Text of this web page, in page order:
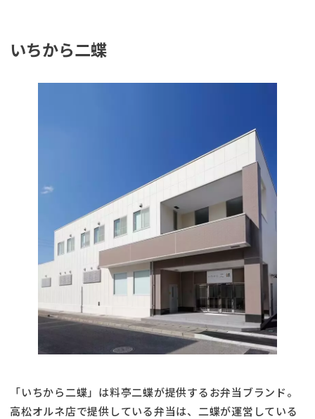
いちから二蝶
「いちから二蝶」は料亭二蝶が提供するお弁当ブランド。
高松オルネ店で提供している弁当は、二蝶が運営している